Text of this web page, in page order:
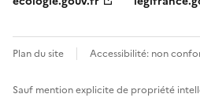
Plan du site Accessibilité: non
Sauf mention explicite de propriété